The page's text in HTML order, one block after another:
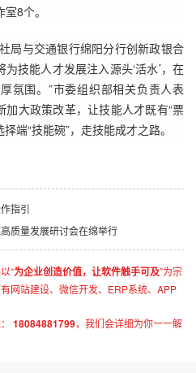
8个。
局与交通银行绵阳分行创新政银合
技能人才发展注入源头‘活水’，在
氛围。”市委组织部相关负责人表
大政策改革，让技能人才既有“票
端“技能碗”，走技能成才之路。
指引
质量发展研讨会在绵举行
“为企业创造价值，让软件触手可及”为宗
网站建设、微信开发、ERP系统、APP
18084881799，我们会详细为你一一解